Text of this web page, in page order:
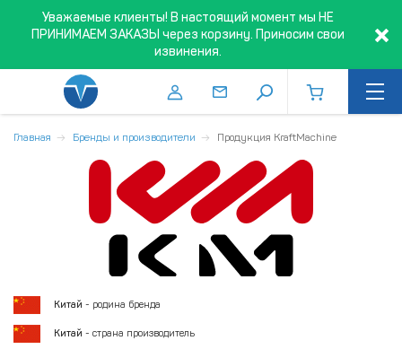
Уважаемые клиенты! В настоящий момент мы НЕ
ПРИНИМАЕМ ЗАКАЗЫ через корзину. Приносим свои
извинения.
Главная Бренды и производители Продукция KraftMachine
Китай - родина бренда
Китай - страна производитель